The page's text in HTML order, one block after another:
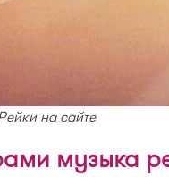
на сайте
музыка